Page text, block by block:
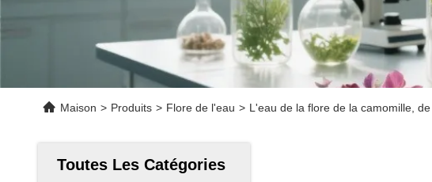
Maison > Produits > Flore de l'eau > L'eau de la flore de la camomille,
Toutes Les Catégories